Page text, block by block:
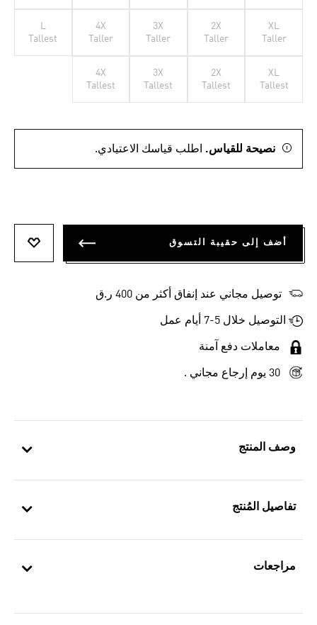
وصف المنتج
تفاصيل المُنتج
مراجعات
XL
Taller
2X
Taller
3X
Taller
4X
Taller
L
Tallest
XL
Tallest
2X
Tallest
3X
Tallest
4X
Tallest
نصيحة للقياس. اطلب قياسك الاعتيادي.
أضف إلى حقيبة التسوق
توصيل مجاني عند إنفاق أكثر من 400 ر.ق
التوصيل خلال 5-7 أيام عمل
معاملات دفع آمنة